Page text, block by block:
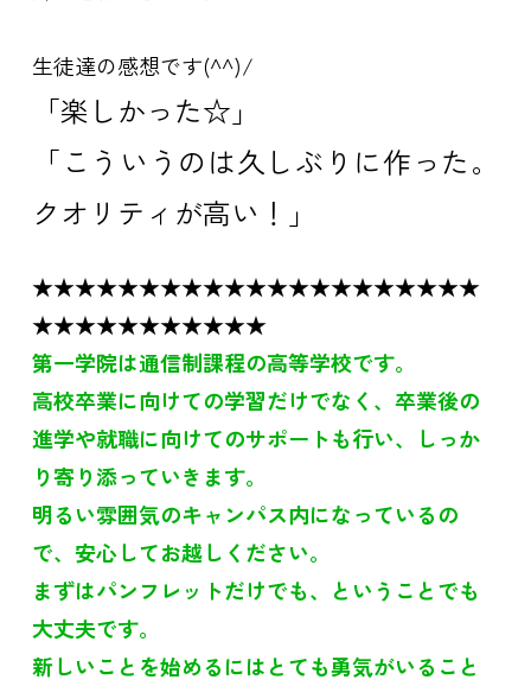
生徒達の感想です(^^)/
「楽しかった☆」
「こういうのは久しぶりに作った。
クオリティが高い！」
★★★★★★★★★★★★★★★★★★★★★
★★★★★★★★★★★
第一学院は通信制課程の高等学校です。
高校卒業に向けての学習だけでなく、卒業後の
進学や就職に向けてのサポートも行い、しっか
り寄り添っていきます。
明るい雰囲気のキャンパス内になっているの
で、安心してお越しください。
まずはパンフレットだけでも、ということでも
大丈夫です。
新しいことを始めるにはとても勇気がいること